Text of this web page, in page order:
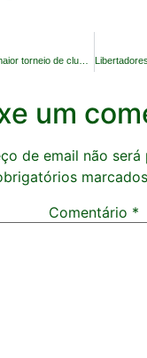
um
de email não será
Comentário *